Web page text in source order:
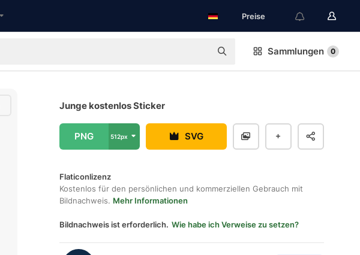
Preise
Sammlungen 0
Junge kostenlos Sticker
PNG 512px SVG
Flaticonlizenz
Kostenlos für den persönlichen und kommerziellen Gebrauch mit
Bildnachweis. Mehr Informationen
Bildnachweis ist erforderlich. Wie habe ich Verweise zu setzen?